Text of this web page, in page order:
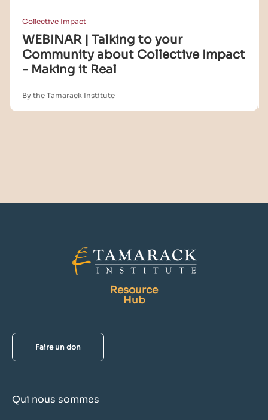
Collective Impact
WEBINAR | Talking to your
Community about Collective Impact
- Making it Real
By the Tamarack Institute
Resource
Hub
Faire un don
Qui nous sommes